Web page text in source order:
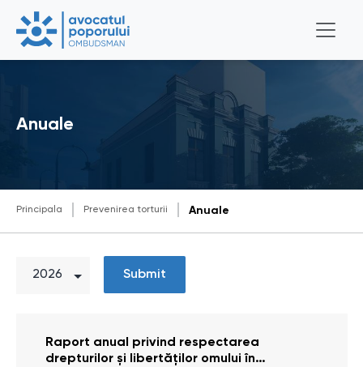
Anuale
Principala Prevenirea torturii Anuale
Submit
Raport anual privind respectarea
drepturilor și libertăților omului în